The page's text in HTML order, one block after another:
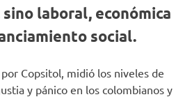
laboral, económica
social.
Copsitol, midió los niveles de
y pánico en los colombianos y